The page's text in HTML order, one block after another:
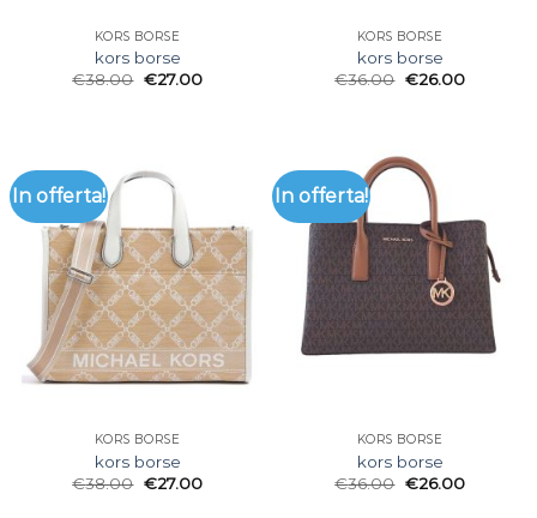
KORS BORSE
kors borse
€38.00 €27.00
KORS BORSE
kors borse
€36.00 €26.00
In offerta!
KORS BORSE
kors borse
€38.00 €27.00
In offerta!
KORS BORSE
kors borse
€36.00 €26.00